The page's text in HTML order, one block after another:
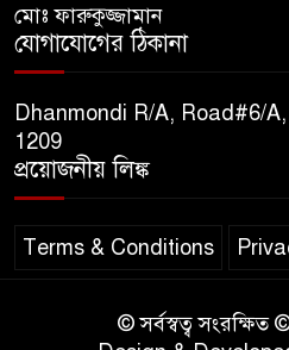
৯
১০
মোঃ ফারুকুজ্জামান
যোগাযোগের ঠিকানা
Dhanmondi R/A, Road#6/
1209
প্রয়োজনীয় লিঙ্ক
Terms & Conditions
© সর্বস্বত্ব সংরক্ষিত